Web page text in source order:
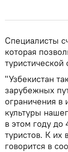
Специалисты
которая
туристической
"Узбекистан
зарубежных
ограничения в
культуры
в этом году
туристов. К их
говорится в